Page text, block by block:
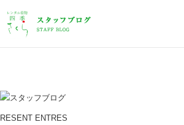
RESENT ENTRES